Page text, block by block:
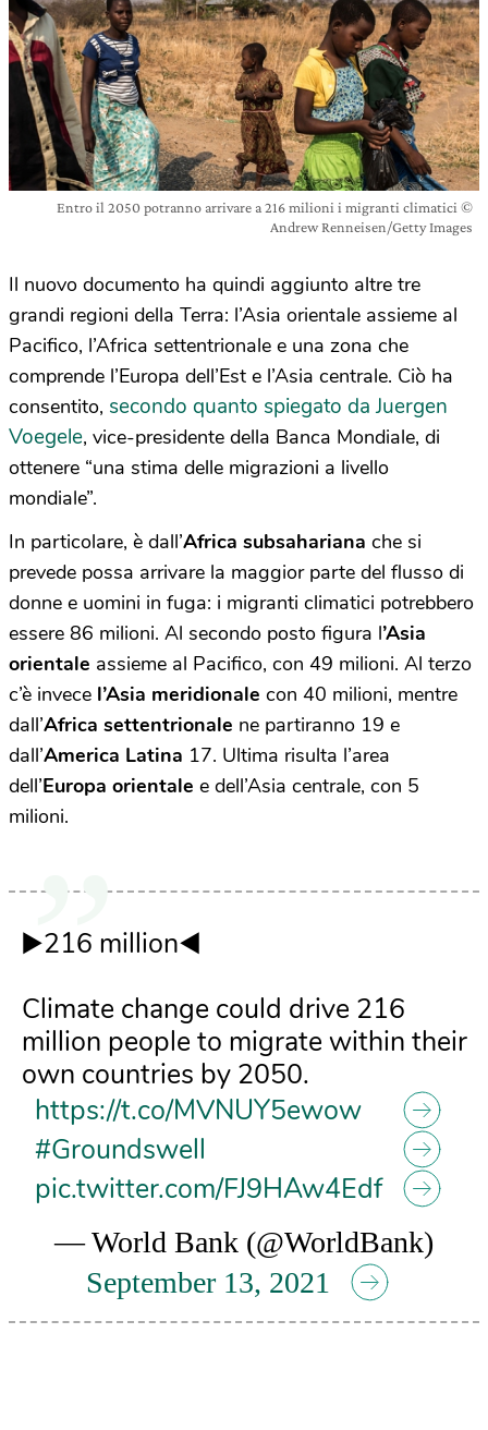
Entro il 2050 potranno arrivare a 216 milioni i migranti climatici ©
Andrew Renneisen/Getty Images
Il nuovo documento ha quindi aggiunto altre tre
grandi regioni della Terra: l’Asia orientale assieme al
Pacifico, l’Africa settentrionale e una zona che
comprende l’Europa dell’Est e l’Asia centrale. Ciò ha
consentito, secondo quanto spiegato da Juergen
Voegele, vice-presidente della Banca Mondiale, di
ottenere “una stima delle migrazioni a livello
mondiale”.
In particolare, è dall’Africa subsahariana che si
prevede possa arrivare la maggior parte del flusso di
donne e uomini in fuga: i migranti climatici potrebbero
essere 86 milioni. Al secondo posto figura l’Asia
orientale assieme al Pacifico, con 49 milioni. Al terzo
c’è invece l’Asia meridionale con 40 milioni, mentre
dall’Africa settentrionale ne partiranno 19 e
dall’America Latina 17. Ultima risulta l’area
dell’Europa orientale e dell’Asia centrale, con 5
milioni.
▶️216 million◀️
Climate change could drive 216
million people to migrate within their
own countries by 2050.
https://t.co/MVNUY5ewow
#Groundswell
pic.twitter.com/FJ9HAw4Edf
— World Bank (@WorldBank)
September 13, 2021